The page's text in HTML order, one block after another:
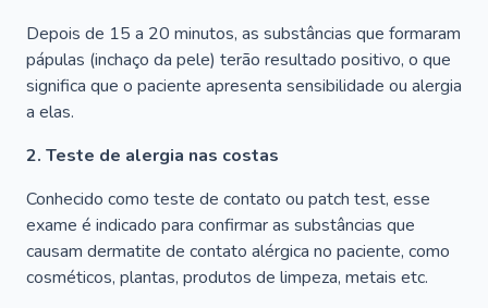
Depois de 15 a 20 minutos, as substâncias que formaram
pápulas (inchaço da pele) terão resultado positivo, o que
significa que o paciente apresenta sensibilidade ou alergia
a elas.
2. Teste de alergia nas costas
Conhecido como teste de contato ou patch test, esse
exame é indicado para confirmar as substâncias que
causam dermatite de contato alérgica no paciente, como
cosméticos, plantas, produtos de limpeza, metais etc.